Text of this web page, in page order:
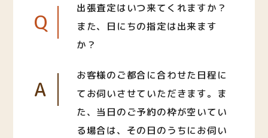
Q
出張査定はいつ来てくれますか？
また、日にちの指定は出来ます
か？
A
お客様のご都合に合わせた日程に
てお伺いさせていただきます。ま
た、当日のご予約の枠が空いてい
る場合は、その日のうちにお伺い